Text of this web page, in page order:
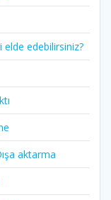
elde edebilirsiniz?
aktarma